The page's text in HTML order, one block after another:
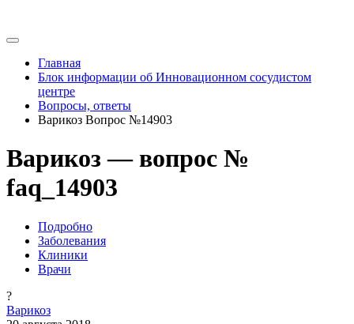
Главная
Блок информации об Инновационном сосудистом
центре
Вопросы, ответы
Варикоз Вопрос №14903
Варикоз — вопрос №
faq_14903
Подробно
Заболевания
Клиники
Врачи
?
Варикоз